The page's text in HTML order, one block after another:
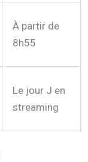
À partir de
8h55
Le jour J en
streaming